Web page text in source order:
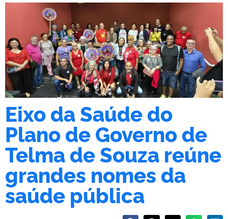
Eixo da Saúde do
Plano de Governo de
Telma de Souza reúne
grandes nomes da
saúde pública